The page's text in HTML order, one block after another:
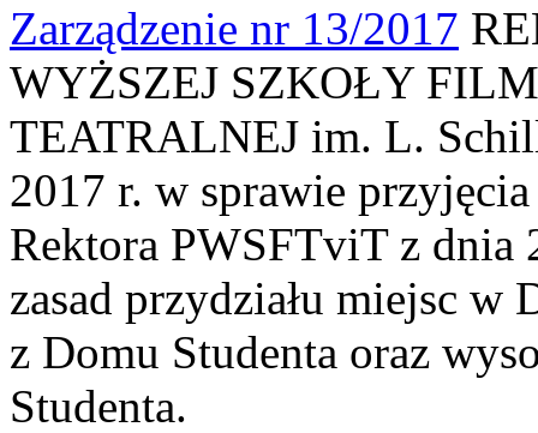
Zarządzenie nr 13/2017
WYŻSZEJ SZKOŁY
TEATRALNEJ im. L.
2017 r. w sprawie
Rektora PWSFTviT z dnia
zasad przydziału miejsc w
z Domu Studenta oraz
Studenta.